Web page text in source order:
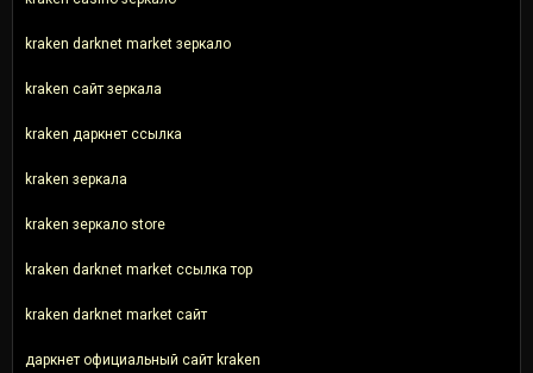
kraken darknet market зеркало
kraken сайт зеркала
kraken даркнет ссылка
kraken зеркала
kraken зеркало store
kraken darknet market ссылка тор
kraken darknet market сайт
даркнет официальный сайт kraken